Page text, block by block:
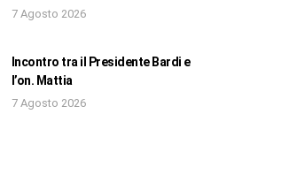
7 Agosto 2026
Incontro tra il Presidente Bardi e
l’on. Mattia
7 Agosto 2026